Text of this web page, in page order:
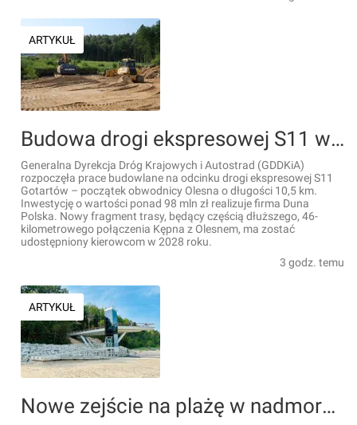
ARTYKUŁ
Budowa drogi ekspresowej S11 w woj. Opolskim: Ruszyły prace na 10,5-kilometrowym odcinku Gotartów – Olesno
Generalna Dyrekcja Dróg Krajowych i Autostrad (GDDKiA)
rozpoczęła prace budowlane na odcinku drogi ekspresowej S11
Gotartów – początek obwodnicy Olesna o długości 10,5 km.
Inwestycję o wartości ponad 98 mln zł realizuje firma Duna
Polska. Nowy fragment trasy, będący częścią dłuższego, 46-
kilometrowego połączenia Kępna z Olesnem, ma zostać
udostępniony kierowcom w 2028 roku.
3 godz. temu
ARTYKUŁ
Nowe zejście na plażę w nadmorskim Pobierowie. Powstał taras widokowy na klifie